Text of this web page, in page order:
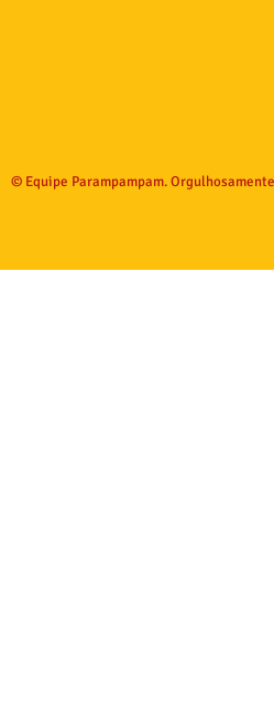
© Equipe Parampampam.